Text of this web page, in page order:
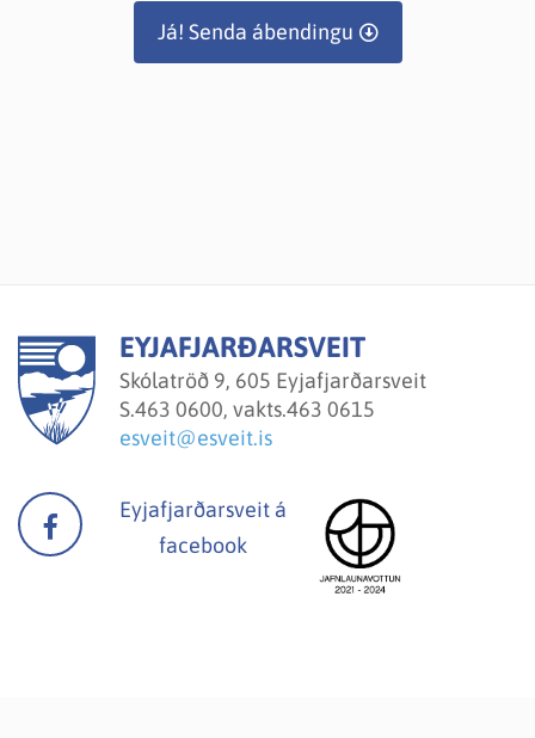
Já! Senda ábendingu
EYJAFJARÐARSVEIT
Skólatröð 9, 605 Eyjafjarðarsveit
S.463 0600, vakts.463 0615
esveit@esveit.is
Eyjafjarðarsveit á
facebook